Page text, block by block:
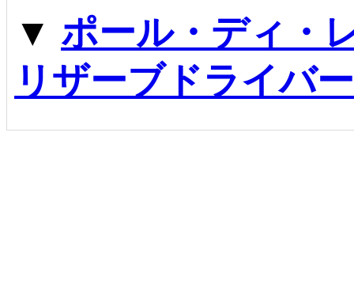
▼ ポール・ディ・
リザーブドライバ